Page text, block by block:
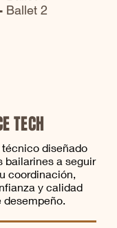
Ballet 2
TECH
diseñado
bailarines a seguir
coordinación,
y calidad
desempeño.